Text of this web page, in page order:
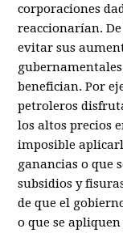
corporaciones
reaccionarían.
evitar sus
benefician. Por
petroleros
los altos precios
imposible
ganancias o que
subsidios y
de que el
o que se